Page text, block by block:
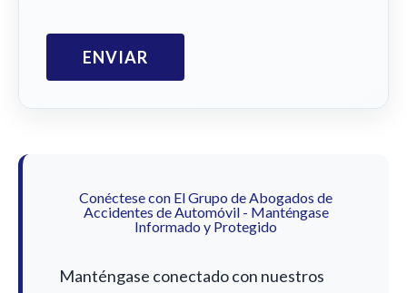
Conéctese con El Grupo de Abogados de
Accidentes de Automóvil - Manténgase
Informado y Protegido
Manténgase conectado con nuestros